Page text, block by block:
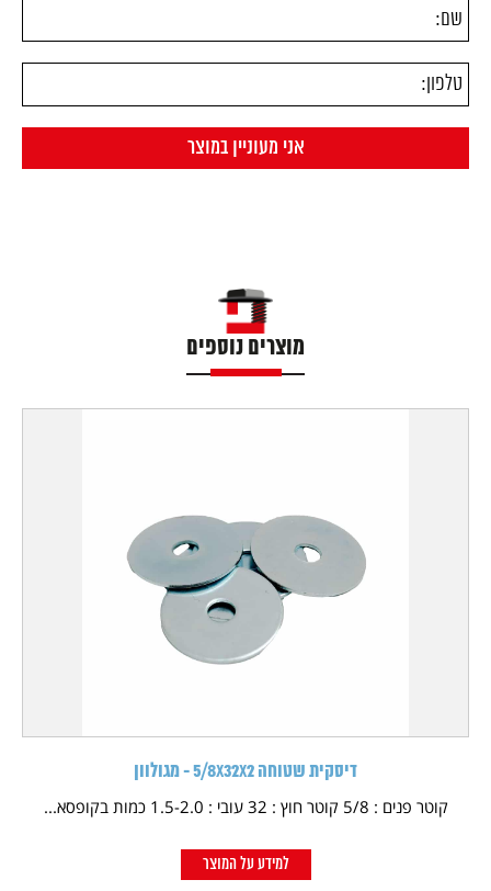
מוצרים נוספים
דיסקית שטוחה 5/8X32X2 - מגולוון
קוטר פנים : 5/8 קוטר חוץ : 32 עובי : 1.5-2.0 כמות בקופסא...
למידע על המוצר